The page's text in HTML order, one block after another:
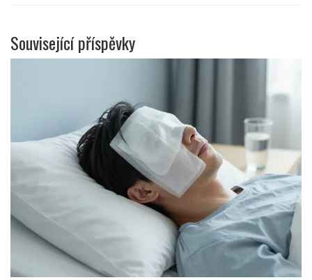
Související příspěvky